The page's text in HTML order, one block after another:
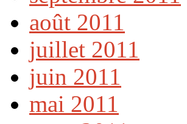
août 2011
juillet 2011
juin 2011
mai 2011